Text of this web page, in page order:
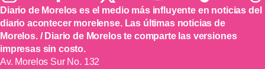
Diario de Morelos es el medio más influyente en noticias del
diario acontecer morelense. Las últimas noticias de
Morelos. / Diario de Morelos te comparte las versiones
impresas sin costo.
Av. Morelos Sur No. 132